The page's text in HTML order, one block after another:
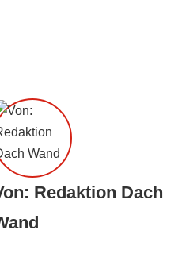
Redaktion Dach